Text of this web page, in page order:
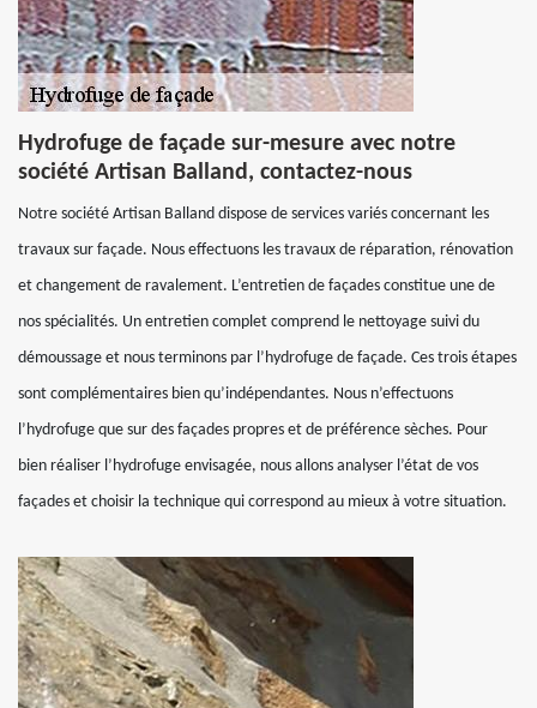
Hydrofuge de façade sur-mesure avec notre
société Artisan Balland, contactez-nous
Notre société Artisan Balland dispose de services variés concernant les
travaux sur façade. Nous effectuons les travaux de réparation, rénovation
et changement de ravalement. L’entretien de façades constitue une de
nos spécialités. Un entretien complet comprend le nettoyage suivi du
démoussage et nous terminons par l’hydrofuge de façade. Ces trois étapes
sont complémentaires bien qu’indépendantes. Nous n’effectuons
l’hydrofuge que sur des façades propres et de préférence sèches. Pour
bien réaliser l’hydrofuge envisagée, nous allons analyser l’état de vos
façades et choisir la technique qui correspond au mieux à votre situation.